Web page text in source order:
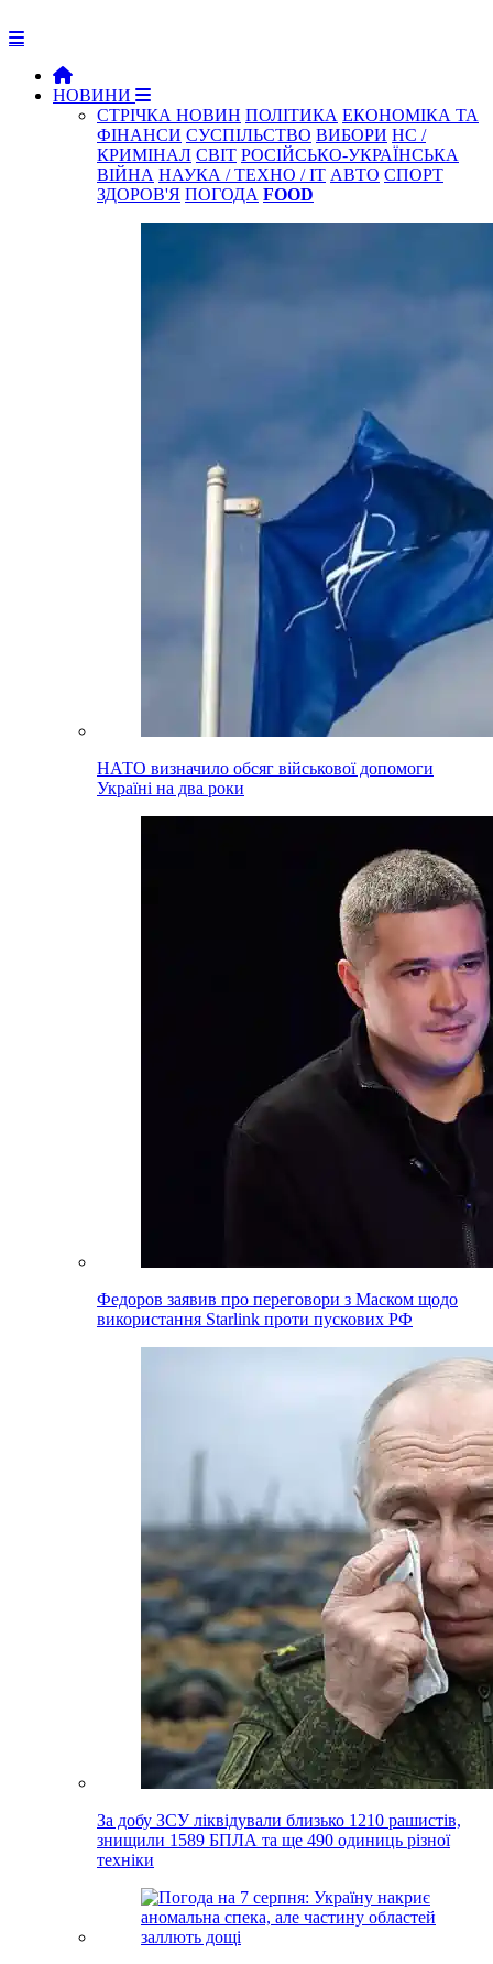
НОВИНИ
СТРІЧКА НОВИН ПОЛІТИКА ЕКОНОМІКА ТА
ФІНАНСИ СУСПІЛЬСТВО ВИБОРИ НС /
КРИМІНАЛ СВІТ РОСІЙСЬКО-УКРАЇНСЬКА
ВІЙНА НАУКА / ТЕХНО / IT АВТО СПОРТ
ЗДОРОВ'Я ПОГОДА FOOD
НАТО визначило обсяг військової допомоги
Україні на два роки
Федоров заявив про переговори з Маском щодо
використання Starlink проти пускових РФ
За добу ЗСУ ліквідували близько 1210 рашистів,
знищили 1589 БПЛА та ще 490 одиниць різної
техніки